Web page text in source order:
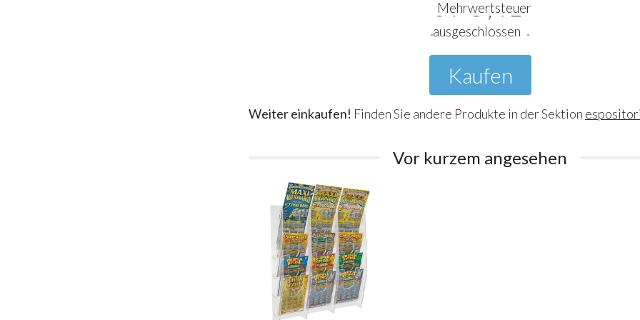
€ ,41
Mehrwertsteuer
ausgeschlossen
Kaufen
Weiter einkaufen! Finden Sie andere Produkte in der Sektion
Vor kurzem angesehen